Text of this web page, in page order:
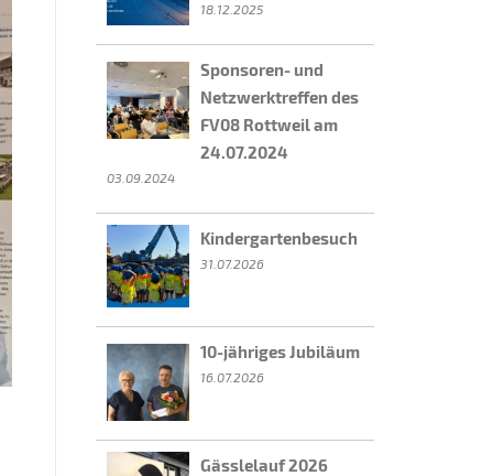
18.12.2025
Sponsoren- und
Netzwerktreffen des
FV08 Rottweil am
24.07.2024
03.09.2024
Kindergartenbesuch
31.07.2026
10-jähriges Jubiläum
16.07.2026
Gässlelauf 2026